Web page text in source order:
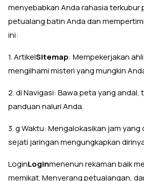
menyebabkan Anda rahasia terkubur
petualang batin Anda dan
ini:
1. ArtikelSitemap: Mempekerjakan
mengilhami misteri yang mungkin
2. di Navigasi: Bawa peta yang andal,
panduan naluri Anda.
3. g Waktu: Mengalokasikan jam
sejati jaringan mengungkapkan
LoginLoginmenenun rekaman baik
memikat. Menyerang petualangan,